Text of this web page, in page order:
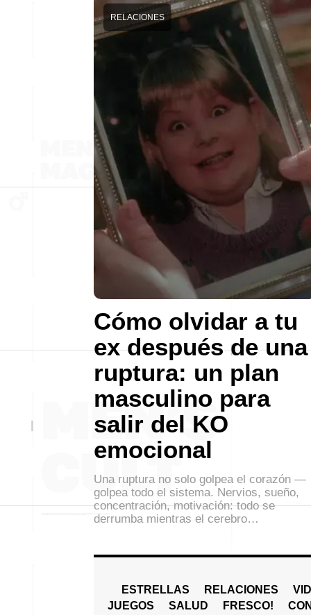
Cómo olvidar a tu
ex después de una
ruptura: un plan
masculino para
salir del KO
emocional
RELACIONES
Una ruptura no solo golpea el corazón —
golpea todo el sistema. Nervios, sueño,
concentración, motivación: todo se
derrumba mientras el cerebro…
ESTRELLAS RELACIONES
JUEGOS
SALUD FRESCO!